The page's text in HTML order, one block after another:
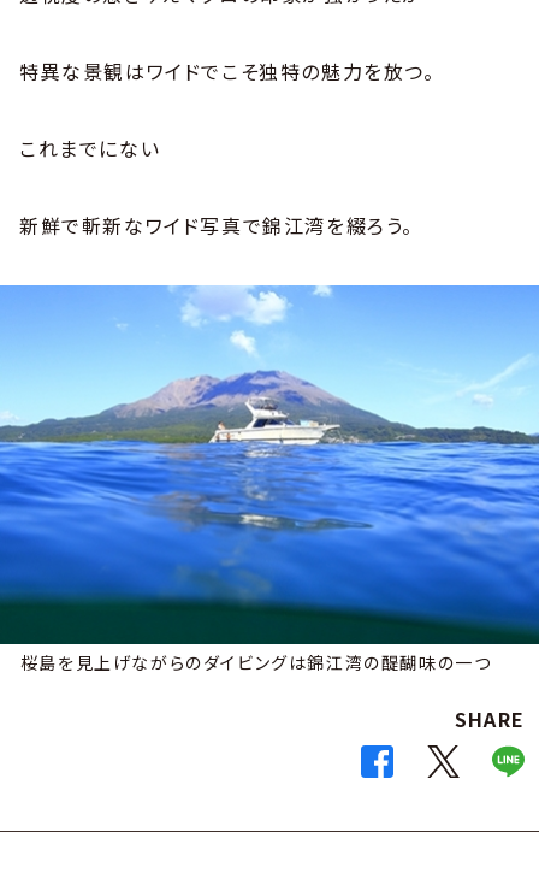
特異な景観はワイドでこそ独特の魅力を放つ。
これまでにない
新鮮で斬新なワイド写真で錦江湾を綴ろう。
桜島を見上げながらのダイビングは錦江湾の醍醐味の一つ
SHARE